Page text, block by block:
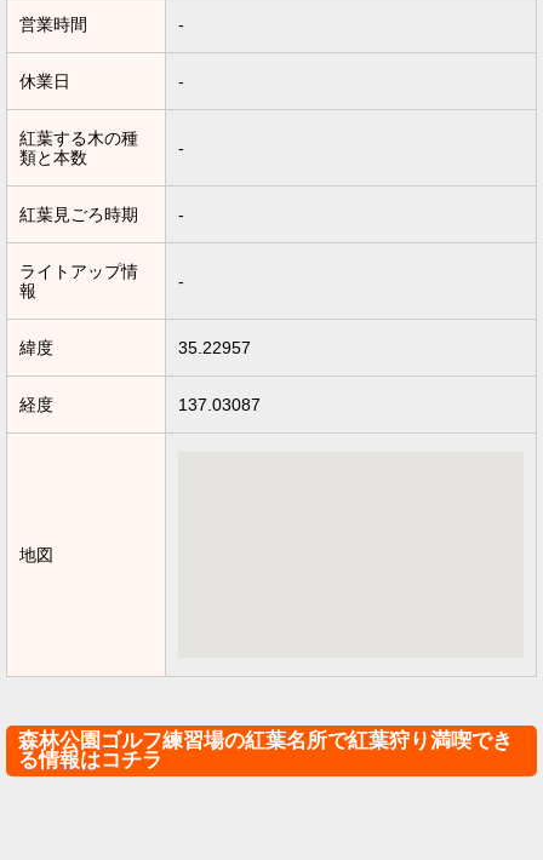
営業時間 -
休業日 -
紅葉する木の種
類と本数
-
紅葉見ごろ時期 -
ライトアップ情
報
-
緯度 35.22957
経度 137.03087
地図
森林公園ゴルフ練習場の紅葉名所で紅葉狩り満喫でき
る情報はコチラ